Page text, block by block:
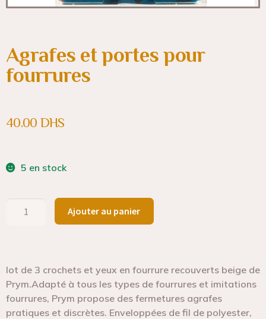
Agrafes et portes pour
fourrures
40.00 DHS
5 en stock
Ajouter au panier
lot de 3 crochets et yeux en fourrure recouverts beige de
Prym.Adapté à tous les types de fourrures et imitations
fourrures, Prym propose des fermetures agrafes
pratiques et discrètes. Enveloppées de fil de polyester,